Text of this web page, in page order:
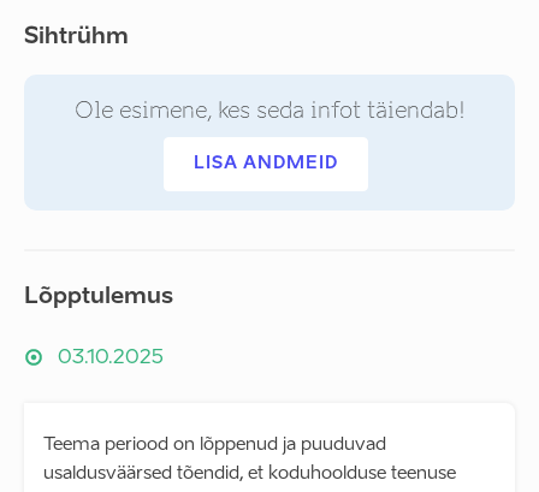
Sihtrühm
Ole esimene, kes seda infot täiendab!
LISA ANDMEID
Lõpptulemus
03.10.2025
Teema periood on lõppenud ja puuduvad
usaldusväärsed tõendid, et koduhoolduse teenuse